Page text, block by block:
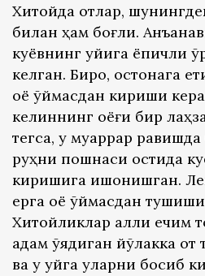
Хитойда отлар,
билан ҳам боғлиқ.
куёвнинг уйига ёпқичли
келган. Бироқ, остонага
оёқ қўймасдан кириши
келиннинг оёғи бир
тегса, у муқаррар
руҳни пошнаси остида
киришига ишонишган.
ерга оёқ қўймасдан
Хитойликлар ақлли ечим
қадам қўядиган йўлакка от
ва у уйга уларни босиб